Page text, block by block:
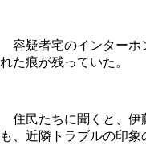
容疑者宅のインターホ
れた痕が残っていた。
住民たちに聞くと、伊
も、近隣トラブルの印象